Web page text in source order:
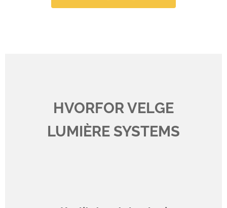
HVORFOR VELGE
LUMIÈRE SYSTEMS